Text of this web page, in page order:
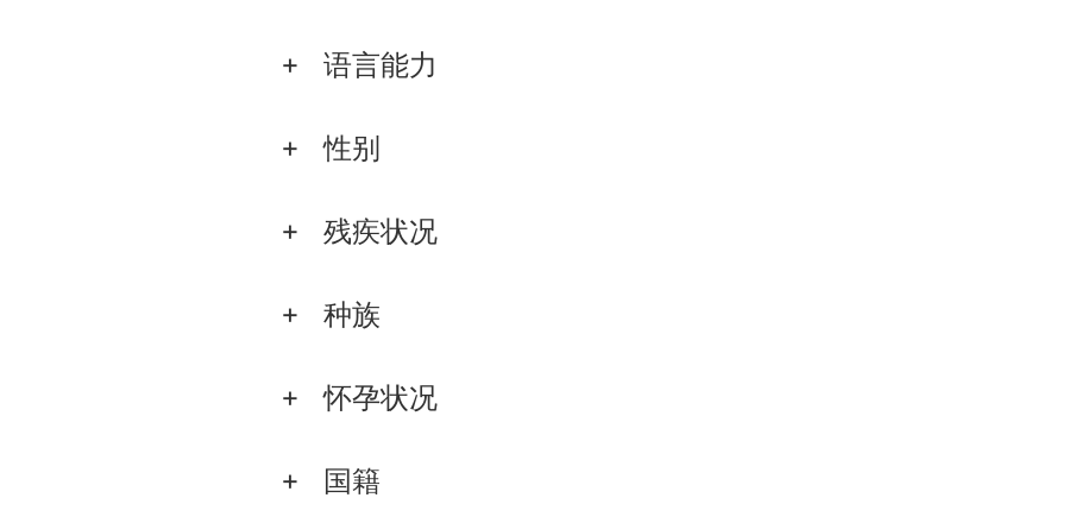
语言能力
性别
残疾状况
种族
怀孕状况
国籍